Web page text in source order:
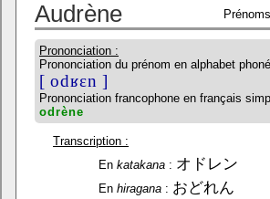
Audrène
Prononciation :
Prononciation du prénom en alphabet
[ odʁɛn ]
Prononciation francophone en français
odrène
Transcription :
En katakana: オドレン
En hiragana: おどれん